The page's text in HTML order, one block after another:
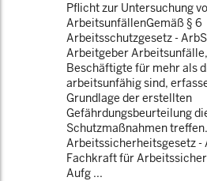
Pflicht zur Untersuchung
ArbeitsunfällenGemäß § 6
Arbeitsschutzgesetz -
Arbeitgeber
Beschäftigte für mehr als
arbeitsunfähig sind,
Grundlage der erstellten
Gefährdungsbeurteilung
Schutzmaßnahmen
Arbeitssicherheitsgesetz -
Fachkraft für
Aufg ...